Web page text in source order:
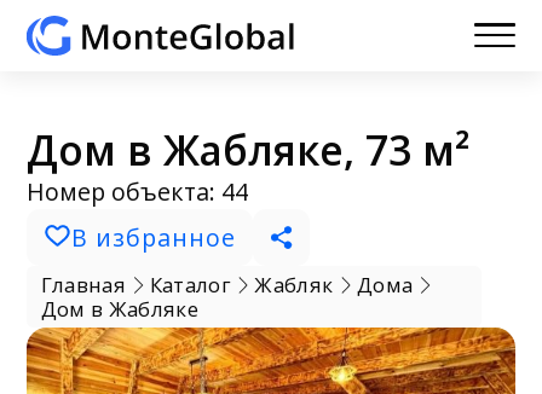
Дом в Жабляке, 73 м²
Номер объекта: 44
В избранное
Главная Каталог Жабляк
Дома
Дом в Жабляке